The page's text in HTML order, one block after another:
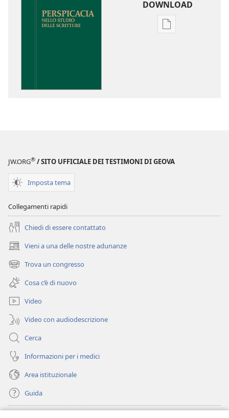
DOWNLOAD
Opzioni
JW.ORG® / SITO UFFICIALE DEI TESTIMONI DI GEOVA
Imposta tema
Collegamenti rapidi
Chiedi di essere contattato
Vieni a una delle nostre adunanze
(apre
una
nuova
finestra)
Trova un congresso
(apre
una
nuova
finestra)
Cosa c’è di nuovo
Video
Video con audiodescrizione
Cerca
Informazioni per i medici
Area istituzionale
Guida